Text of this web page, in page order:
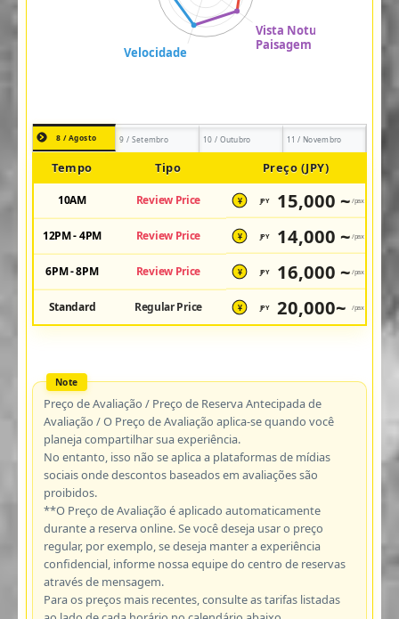
8 / Agosto 9 / Setembro 10 / Outubro 11 / Novembro
Tempo Tipo Preço (JPY)
10AM Review Price ¥ JPY 15,000 ~ /pax
12PM - 4PM Review Price ¥ JPY 14,000 ~ /pax
6PM - 8PM Review Price ¥ JPY 16,000 ~ /pax
Standard Regular Price ¥ JPY 20,000~ /pax
Preço de Avaliação / Preço de Reserva Antecipada de
Avaliação / O Preço de Avaliação aplica-se quando você
planeja compartilhar sua experiência.
No entanto, isso não se aplica a plataformas de mídias
sociais onde descontos baseados em avaliações são
proibidos.
**O Preço de Avaliação é aplicado automaticamente
durante a reserva online. Se você deseja usar o preço
regular, por exemplo, se deseja manter a experiência
confidencial, informe nossa equipe do centro de reservas
através de mensagem.
Para os preços mais recentes, consulte as tarifas listadas